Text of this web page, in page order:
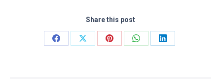
Share this post
CompartilharCompartilharCompartilharCompartilharCompartilhar